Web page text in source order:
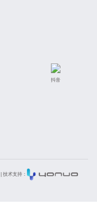
抖音
| 技术支持：